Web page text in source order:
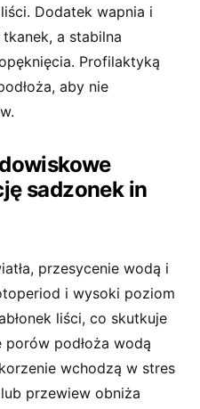
Dodatek wapnia i
a stabilna
Profilaktyką
aby nie
sadzonek in
przesycenie wodą i
i wysoki poziom
liści, co skutkuje
podłoża wodą
wchodzą w stres
przewiew obniża